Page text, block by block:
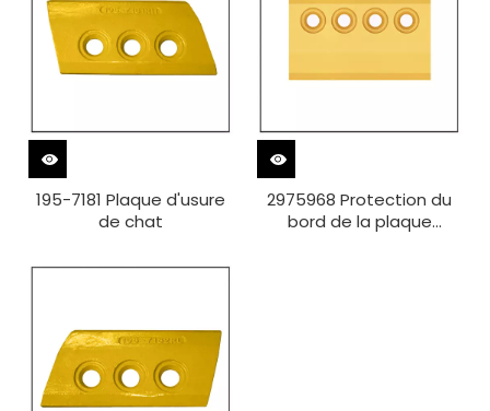
195-7181 Plaque d'usure
de chat
2975968 Protection du
bord de la plaque